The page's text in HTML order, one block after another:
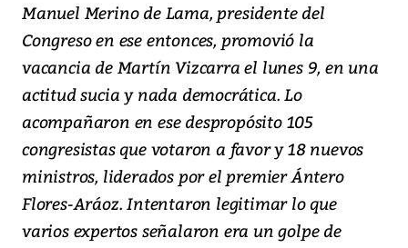
Manuel Merino de Lama, presidente del
Congreso en ese entonces, promovió la
vacancia de Martín Vizcarra el lunes 9, en una
actitud sucia y nada democrática. Lo
acompañaron en ese despropósito 105
congresistas que votaron a favor y 18 nuevos
ministros, liderados por el premier Ántero
Flores-Aráoz. Intentaron legitimar lo que
varios expertos señalaron era un golpe de